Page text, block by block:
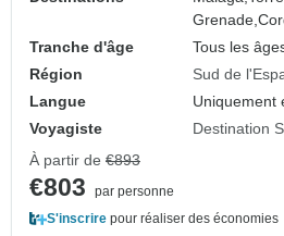
Grenade,
Tranche d'âge
Tous les
Région
Sud de
Langue
Uniquement
Voyagiste
Destination
À partir de €893
€803
par personne
S'inscrire pour réaliser des économies